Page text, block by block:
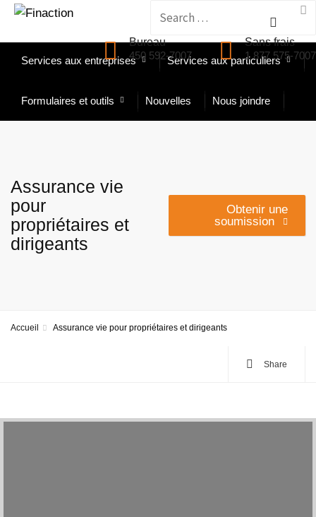
Sans frais
1 877 575-7007
Bureau
450 592-7007
Accueil À propos de nous
Services aux entreprises Services aux particuliers
Formulaires et outils Nouvelles Nous joindre
Assurance vie
pour
propriétaires et
dirigeants
Obtenir une
soumission
Accueil Assurance vie pour propriétaires et dirigeants
Share